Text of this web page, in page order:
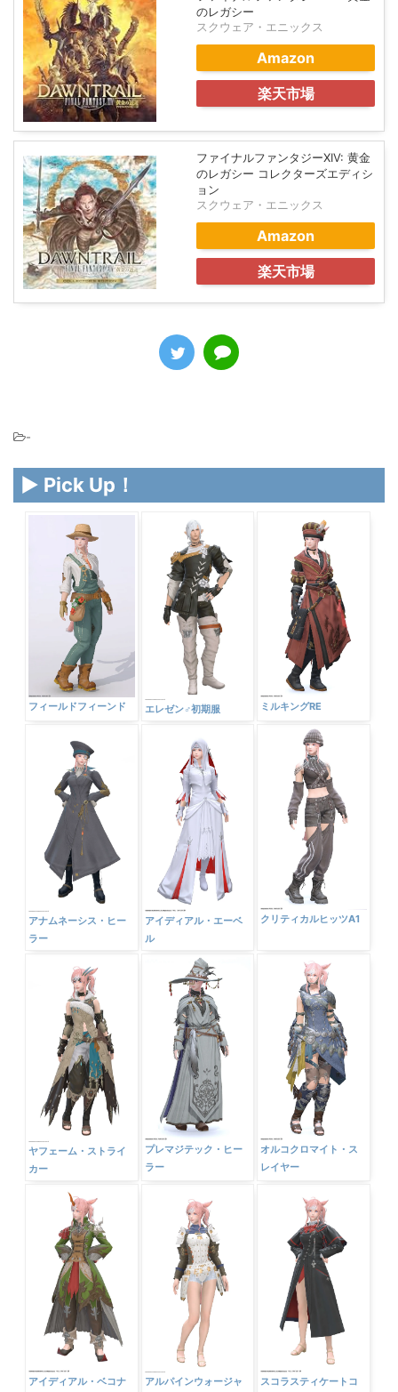
のレガシー
スクウェア・エニックス
Amazon
楽天市場
ファイナルファンタジーXIV: 黄金
のレガシー コレクターズエディシ
ョン
スクウェア・エニックス
Amazon
楽天市場
-
▶ Pick Up！
フィールドフィーンド エレゼン♂初期服 ミルキングRE
アナムネーシス・ヒー
ラー
アイディアル・エーベ
ル
クリティカルヒッツA1
ヤフェーム・ストライ
カー
プレマジテック・ヒー
ラー
オルコクロマイト・ス
レイヤー
アイディアル・ベコナ
アルパインウォージャ
スコラスティケートコ